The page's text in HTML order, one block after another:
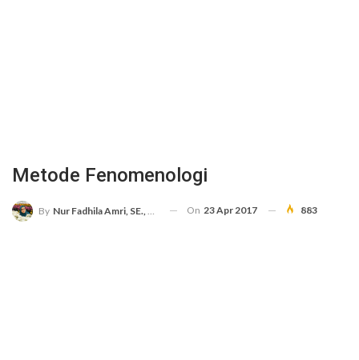
Metode Fenomenologi
By Nur Fadhila Amri, SE., Ak., M.Si On 23 Apr 2017 883